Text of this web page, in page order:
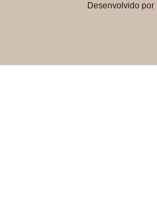
Desenvolvido por